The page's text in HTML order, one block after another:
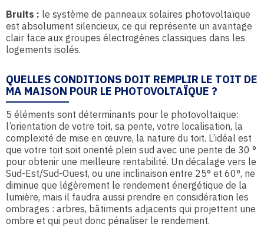
Bruits : le système de panneaux solaires photovoltaïque
est absolument silencieux, ce qui représente un avantage
clair face aux groupes électrogènes classiques dans les
logements isolés.
QUELLES CONDITIONS DOIT REMPLIR LE TOIT DE
MA MAISON POUR LE PHOTOVOLTAÏQUE ?
5 éléments sont déterminants pour le photovoltaïque:
l’orientation de votre toit, sa pente, votre localisation, la
complexité de mise en œuvre, la nature du toit. L’idéal est
que votre toit soit orienté plein sud avec une pente de 30 °
pour obtenir une meilleure rentabilité. Un décalage vers le
Sud-Est/Sud-Ouest, ou une inclinaison entre 25° et 60°, ne
diminue que légèrement le rendement énergétique de la
lumière, mais il faudra aussi prendre en considération les
ombrages : arbres, bâtiments adjacents qui projettent une
ombre et qui peut donc pénaliser le rendement.